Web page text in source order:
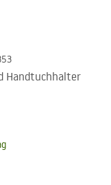
Handtuchhalter